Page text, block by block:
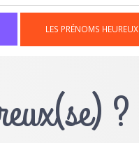
LES PRÉNOMS HEUREUX
?